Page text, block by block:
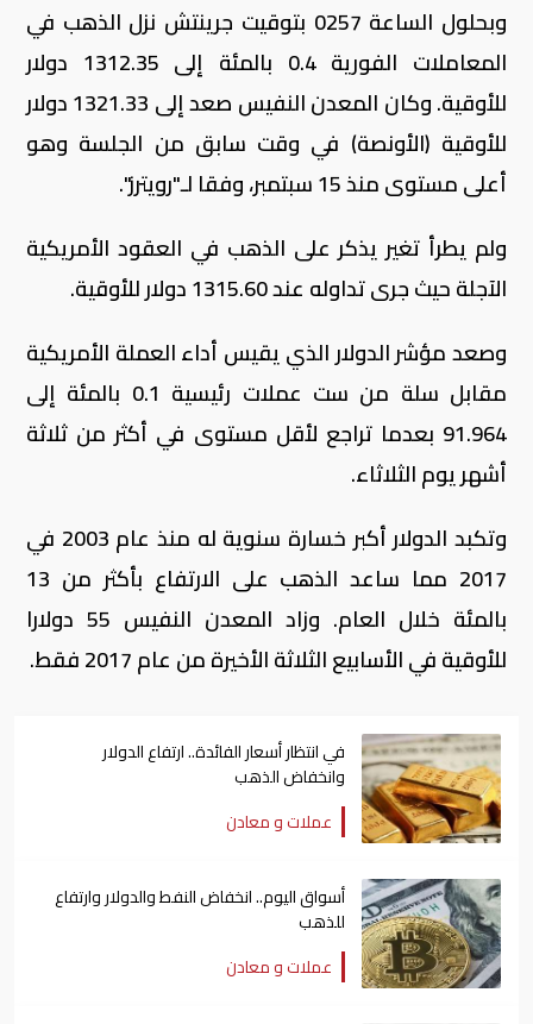
وبحلول الساعة 0257 بتوقيت جرينتش نزل الذهب في
المعاملات الفورية 0.4 بالمئة إلى 1312.35 دولار
للأوقية. وكان المعدن النفيس صعد إلى 1321.33 دولار
للأوقية (الأونصة) في وقت سابق من الجلسة وهو
أعلى مستوى منذ 15 سبتمبر، وفقا لـ"رويترز".
ولم يطرأ تغير يذكر على الذهب في العقود الأمريكية
الآجلة حيث جرى تداوله عند 1315.60 دولار للأوقية.
وصعد مؤشر الدولار الذي يقيس أداء العملة الأمريكية
مقابل سلة من ست عملات رئيسية 0.1 بالمئة إلى
91.964 بعدما تراجع لأقل مستوى في أكثر من ثلاثة
أشهر يوم الثلاثاء.
وتكبد الدولار أكبر خسارة سنوية له منذ عام 2003 في
2017 مما ساعد الذهب على الارتفاع بأكثر من 13
بالمئة خلال العام. وزاد المعدن النفيس 55 دولارا
للأوقية في الأسابيع الثلاثة الأخيرة من عام 2017 فقط.
في انتظار أسعار الفائدة.. ارتفاع الدولار
وانخفاض الذهب
عملات و معادن
أسواق اليوم.. انخفاض النفط والدولار وارتفاع
للذهب
عملات و معادن